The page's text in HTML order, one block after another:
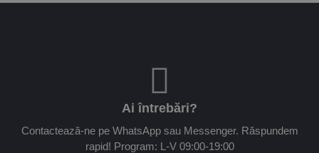
Ai întrebări?
Contactează-ne pe WhatsApp sau Messenger. Răspundem
rapid! Program: L-V 09:00-19:00